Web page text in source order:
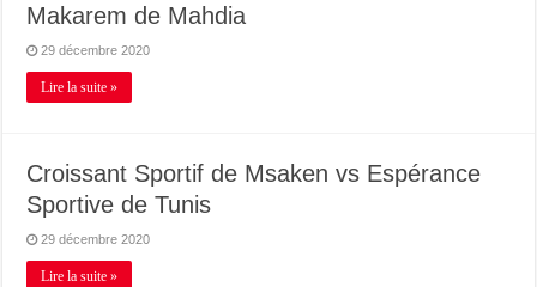
Makarem de Mahdia
29 décembre 2020
Lire la suite »
Croissant Sportif de Msaken vs Espérance
Sportive de Tunis
29 décembre 2020
Lire la suite »